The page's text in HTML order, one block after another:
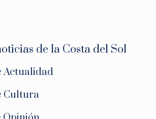
de la Costa del Sol
Actualidad
Cultura